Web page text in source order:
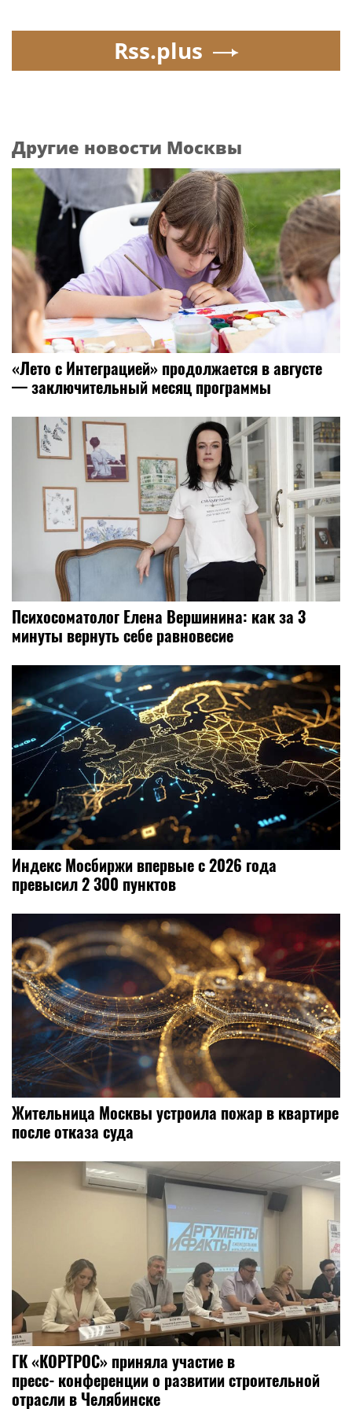
Rss.plus
Другие новости Москвы
«Лето с Интеграцией» продолжается в августе
— заключительный месяц программы
Психосоматолог Елена Вершинина: как за 3
минуты вернуть себе равновесие
Индекс Мосбиржи впервые с 2026 года
превысил 2 300 пунктов
Жительница Москвы устроила пожар в квартире
после отказа суда
ГК «КОРТРОС» приняла участие в
пресс‑конференции о развитии строительной
отрасли в Челябинске